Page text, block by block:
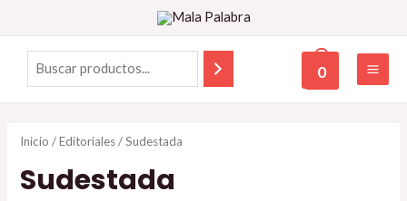
0
Inicio /Editoriales/ Sudestada
Sudestada